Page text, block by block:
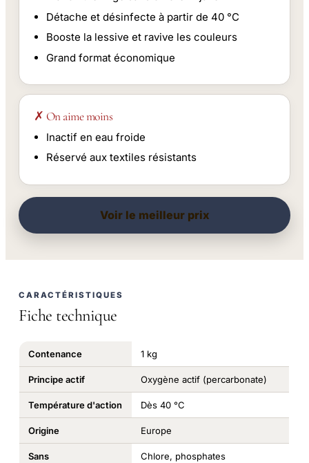
Détache et désinfecte à partir de 40 °C
Booste la lessive et ravive les couleurs
Grand format économique
✗ On aime moins
Inactif en eau froide
Réservé aux textiles résistants
Voir le meilleur prix
CARACTÉRISTIQUES
Fiche technique
Contenance 1 kg
Principe actif Oxygène actif (percarbonate)
Température d'action Dès 40 °C
Origine Europe
Sans Chlore, phosphates